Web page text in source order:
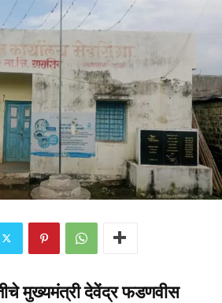
मुख्यमंत्री देवेंद्र फडणवीस